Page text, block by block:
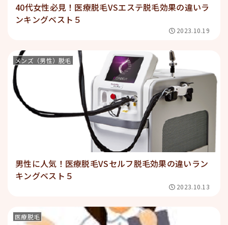
40代女性必見！医療脱毛VSエステ脱毛効果の違いラ
ンキングベスト５
2023.10.19
メンズ（男性）脱毛
男性に人気！医療脱毛VSセルフ脱毛効果の違いラン
キングベスト５
2023.10.13
医療脱毛